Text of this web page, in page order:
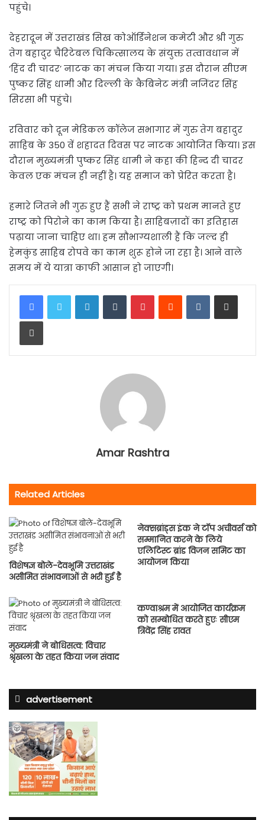
पहुंचे।
देहरादून में उत्तराखंड सिख कोऑर्डिनेशन कमेटी और श्री गुरु
तेग बहादुर चैरिटेबल चिकित्सालय के संयुक्त तत्वावधान में
‘हिंद दी चादर’ नाटक का मंचन किया गया। इस दौरान सीएम
पुष्कर सिंह धामी और दिल्ली के कैबिनेट मंत्री नजिंदर सिंह
सिरसा भी पहुंचे।
रविवार को दून मेडिकल कॉलेज सभागार में गुरु तेग बहादुर
साहिब के 350 वें शहादत दिवस पर नाटक आयोजित किया। इस
दौरान मुख्यमंत्री पुष्कर सिंह धामी ने कहा की हिन्द दी चादर
केवल एक मंचन ही नहीं है। यह समाज को प्रेरित करता है।
हमारे जितने भी गुरु हुए हैं सभी ने राष्ट्र को प्रथम मानते हुए
राष्ट्र को पिरोने का काम किया है। साहिबज़ादों का इतिहास
पढ़ाया जाना चाहिए था। हम सौभाग्यशाली हैं कि जल्द ही
हेमकुंड साहिब रोपवे का काम शुरू होने जा रहा है। आने वाले
समय में ये यात्रा काफी आसान हो जाएगी।
LinkedInTumblrPinterestReddit VKontakteShare via Email
Print
Amar Rashtra
Related Articles
विशेषज्ञ बोले-देवभूमि उत्तराखंड
असीमित संभावनाओं से भरी हुई है
नेक्‍सब्रांड्स इंक ने टॉप अचीवर्स को
सम्‍मानित करने के लिये
एलिटिस्‍ट ब्रांड विजन समिट का
आयोजन किया
मुख्यमंत्री ने बोधिसत्व: विचार
श्रृंखला के तहत किया जन संवाद
कण्वाश्रम में आयोजित कार्यक्रम
को सम्बोधित करते हुएः सीएम
त्रिवेंद्र सिंह रावत
advertisement